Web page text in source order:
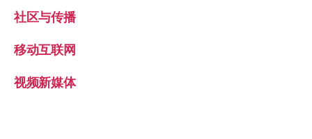
社区与传播
移动互联网
视频新媒体